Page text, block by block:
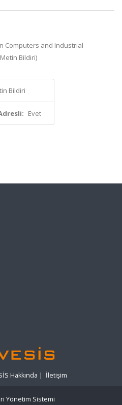
Computers and Industrial
Bildiri)
Bildiri
Evet
Hakkında | İletişim
Yönetim Sistemi